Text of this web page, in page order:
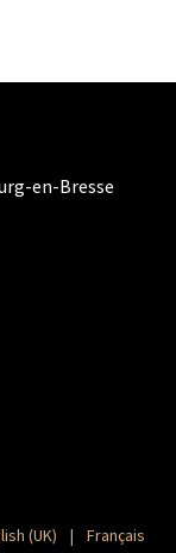
en-Bresse
(UK) | Français